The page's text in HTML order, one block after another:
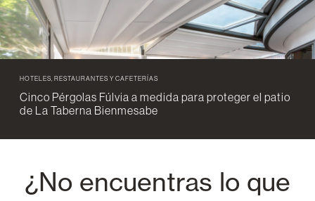
HOTELES, RESTAURANTES Y CAFETERÍAS
Cinco Pérgolas Fúlvia a medida para proteger el patio
de La Taberna Bienmesabe
¿No encuentras lo que